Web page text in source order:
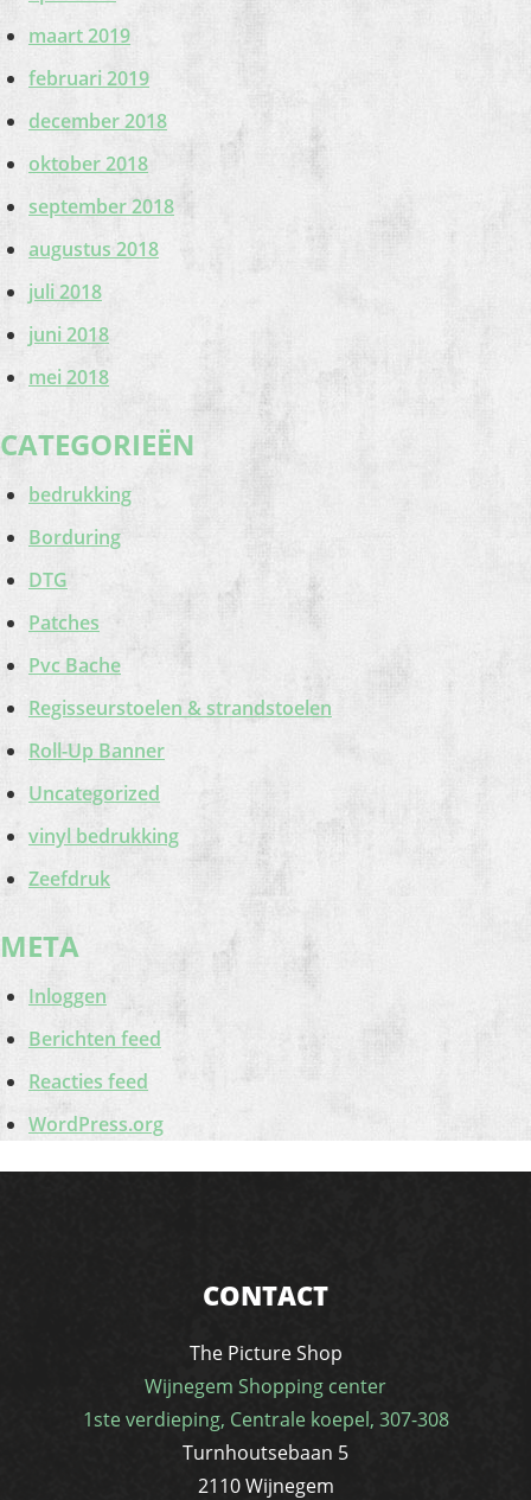
maart 2019
februari 2019
december 2018
oktober 2018
september 2018
augustus 2018
juli 2018
juni 2018
mei 2018
CATEGORIEËN
bedrukking
Borduring
DTG
Patches
Pvc Bache
Regisseurstoelen & strandstoelen
Roll-Up Banner
Uncategorized
vinyl bedrukking
Zeefdruk
META
Inloggen
Berichten feed
Reacties feed
WordPress.org
CONTACT
The Picture Shop
Wijnegem Shopping center
1ste verdieping, Centrale koepel, 307-308
Turnhoutsebaan 5
2110 Wijnegem